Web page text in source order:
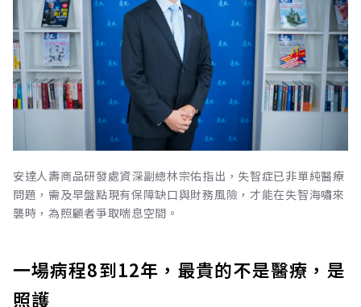
安達人壽商品研發處資深副總林宗佑指出，失智症已非單純醫療
問題，需及早盤點現有保障缺口與財務風險，才能在失智海嘯來
襲時，為照顧者爭取喘息空間。
一場病程8到12年，最貴的不是醫療，是
照護